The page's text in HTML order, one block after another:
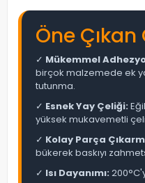
Öne
✓ Mükemmel
birçok malzemede ek
tutunma.
✓ Esnek Yay Çeliği:
yüksek mukavemetli
✓ Kolay Parça
bükerek baskıyı
✓ Isı Dayanımı: